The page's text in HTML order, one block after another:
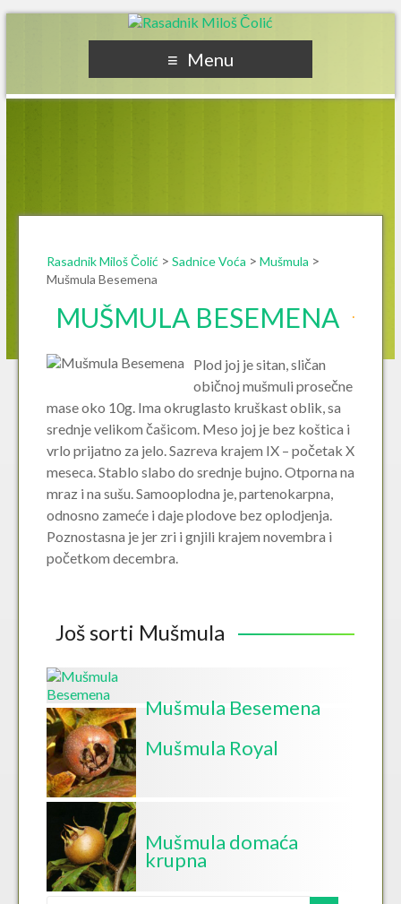
Rasadnik Miloš Čolić
Menu
Rasadnik Miloš Čolić > Sadnice Voća > Mušmula >
Mušmula Besemena
MUŠMULA BESEMENA
Plod joj je sitan, sličan
običnoj mušmuli prosečne
mase oko 10g. Ima okruglasto kruškast oblik, sa
srednje velikom čašicom. Meso joj je bez koštica i
vrlo prijatno za jelo. Sazreva krajem IX – početak X
meseca. Stablo slabo do srednje bujno. Otporna na
mraz i na sušu. Samooplodna je, partenokarpna,
odnosno zameće i daje plodove bez oplodjenja.
Poznostasna je jer zri i gnjili krajem novembra i
početkom decembra.
Još sorti Mušmula
Mušmula Besemena
Mušmula Royal
Mušmula domaća
krupna